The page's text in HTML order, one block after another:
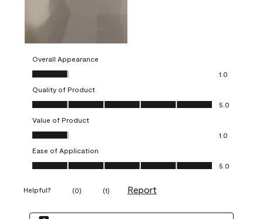
Overall Appearance
Overall Appearance, 1.0 out of 5
1.0
Quality of Product
Quality of Product, 5.0 out of 5
5.0
Value of Product
Value of Product, 1.0 out of 5
1.0
Ease of Application
Ease of Application, 5.0 out of 5
5.0
Helpful? (0) (1) Report